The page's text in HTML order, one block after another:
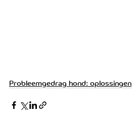
Probleemgedrag hond: oplossingen